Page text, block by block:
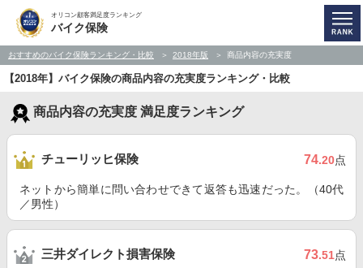
オリコン顧客満足度ランキング
バイク保険
おすすめのバイク保険ランキング・比較 2018年版 商品内容の充実度
【2018年】バイク保険の商品内容の充実度ランキング・比較
商品内容の充実度 満足度ランキング
チューリッヒ保険 74.20点
ネットから簡単に問い合わせできて返答も迅速だった。（40代
／男性）
三井ダイレクト損害保険 73.51点